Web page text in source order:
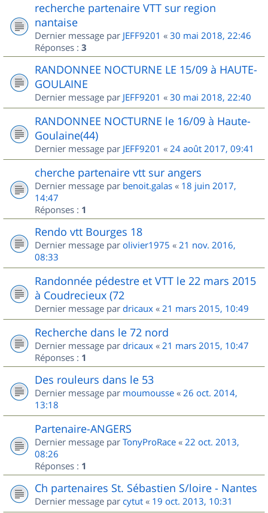
recherche partenaire VTT sur region
nantaise
Dernier message par JEFF9201 « 30 mai 2018, 22:46
Réponses : 3
RANDONNEE NOCTURNE LE 15/09 à HAUTE-
GOULAINE
Dernier message par JEFF9201 « 30 mai 2018, 22:40
RANDONNEE NOCTURNE le 16/09 à Haute-
Goulaine(44)
Dernier message par JEFF9201 « 24 août 2017, 09:41
cherche partenaire vtt sur angers
Dernier message par benoit.galas « 18 juin 2017,
14:47
Réponses : 1
Rendo vtt Bourges 18
Dernier message par olivier1975 « 21 nov. 2016,
08:33
Randonnée pédestre et VTT le 22 mars 2015
à Coudrecieux (72
Dernier message par dricaux « 21 mars 2015, 10:49
Recherche dans le 72 nord
Dernier message par dricaux « 21 mars 2015, 10:47
Réponses : 1
Des rouleurs dans le 53
Dernier message par moumousse « 26 oct. 2014,
13:18
Partenaire-ANGERS
Dernier message par TonyProRace « 22 oct. 2013,
08:26
Réponses : 1
Ch partenaires St. Sébastien S/loire - Nantes
Dernier message par cytut « 19 oct. 2013, 10:31